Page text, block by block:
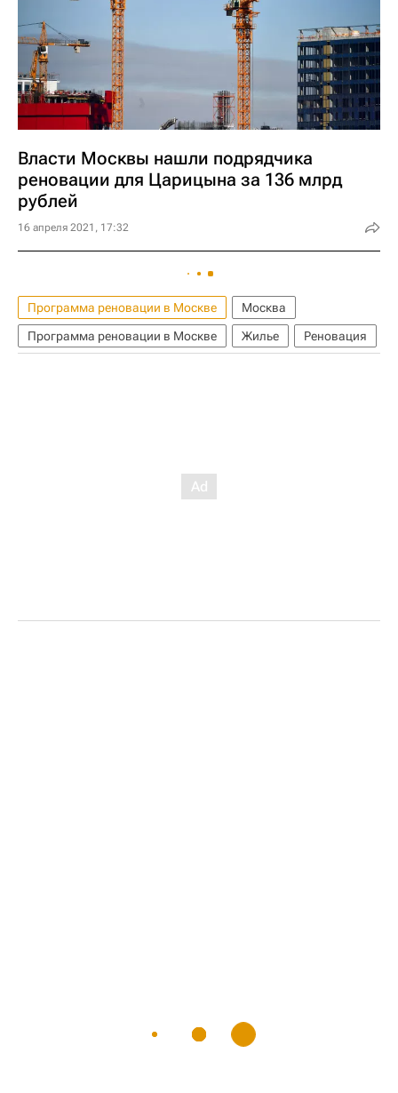
Власти Москвы нашли подрядчика
реновации для Царицына за 136 млрд
рублей
16 апреля 2021, 17:32
Программа реновации в Москве
Москва
Программа реновации в Москве
Жилье Реновация